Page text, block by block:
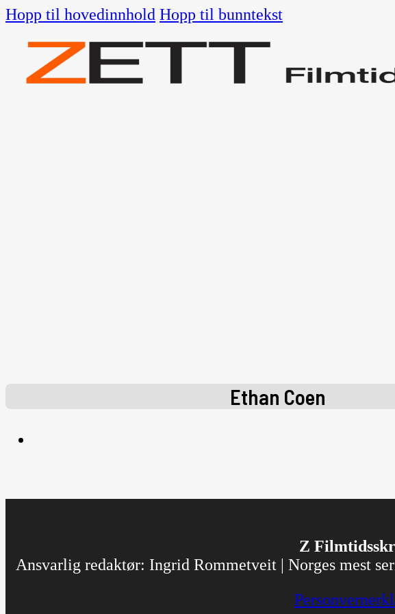
Hopp til hovedinnhold Hopp til bunntekst
Ethan Coen
Z
Ansvarlig redaktør: Ingrid Rommetveit | Norges mest